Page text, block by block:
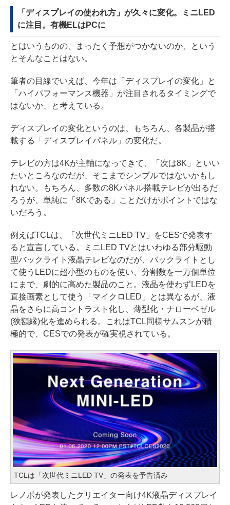
「ディスプレイの使われ方」が久々に変化。ミニLED
に注目。有機ELはPCに
とはいうものの、まったく予想がつかないのか、という
とそんなことはない。
筆者の目線でいえば、今年は「ディスプレイの変化」と
「ハイパフォーマンス機器」が注目されるタイミングで
はないか、と考えている。
ディスプレイの変化というのは、もちろん、各製品が搭
載する「ディスプレイパネル」の変化だ。
テレビの方は4Kが主軸になってきて、「次は8K」といい
たいところなのだが、そこまでシンプルではないかもし
れない。もちろん、多数の8Kパネル搭載テレビが出るだ
ろうが、単純に「8Kである」ことだけがポイントではな
いだろう。
例えばTCLは、「次世代ミニLED TV」をCESで発表す
ると宣言している。ミニLED TVとはいわゆる部分駆動
型バックライト液晶テレビなのだが、バックライトとし
て使うLEDに超小型のものを使い、分割数を一万個単位
にまで、劇的に高めた製品のこと。液晶を使わずLEDを
直接画素として使う「マイクロLED」とは異なるが、液
晶をさらに高コントラスト化し、薄型化・ナローベゼル
(狭額縁)化を進められる。これはTCL同様サムスンが積
極的で、CESでの発表が確実視されている。
TCLは「次世代ミニLED TV」の発表を予告済み
レノボが発表したクリエイター向け4K液晶ディスプレイ